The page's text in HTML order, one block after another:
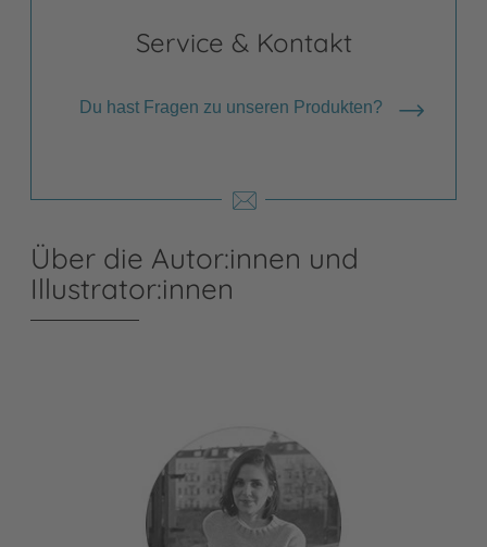
Service & Kontakt
Du hast Fragen zu unseren Produkten?
Über die Autor:innen und
Illustrator:innen